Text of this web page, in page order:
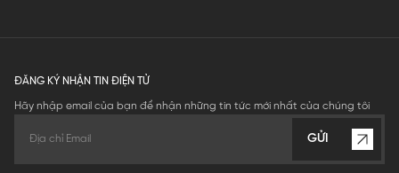
ĐĂNG KÝ NHẬN TIN ĐIỆN TỬ
Hãy nhập email của bạn để nhận những tin tức mới nhất của chúng tôi
GỬI